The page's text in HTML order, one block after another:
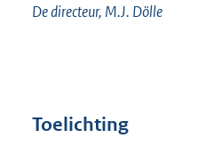
De directeur, M.J. Dölle
Toelichting